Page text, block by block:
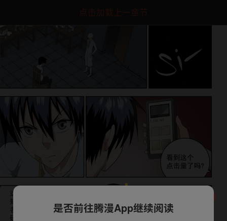
点击加载上一章节
是否前往腾漫App继续阅读